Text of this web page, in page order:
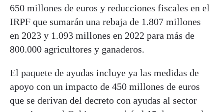
650 millones de euros y reducciones fiscales en el
IRPF que sumarán una rebaja de 1.807 millones
en 2023 y 1.093 millones en 2022 para más de
800.000 agricultores y ganaderos.
El paquete de ayudas incluye ya las medidas de
apoyo con un impacto de 450 millones de euros
que se derivan del decreto con ayudas al sector